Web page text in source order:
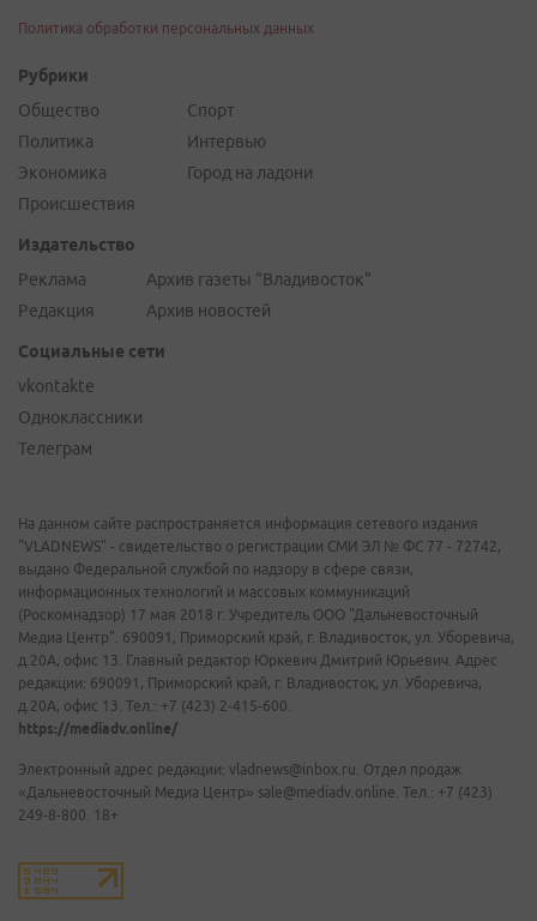
Политика обработки персональных данных
Рубрики
Общество
Политика
Экономика
Происшествия
Спорт
Интервью
Город на ладони
Издательство
Реклама
Редакция
Архив газеты "Владивосток"
Архив новостей
Социальные сети
vkontakte
Одноклассники
Телеграм
На данном сайте распространяется информация сетевого издания
"VLADNEWS" - свидетельство о регистрации СМИ ЭЛ № ФС 77 - 72742,
выдано Федеральной службой по надзору в сфере связи,
информационных технологий и массовых коммуникаций
(Роскомнадзор) 17 мая 2018 г. Учредитель ООО "Дальневосточный
Медиа Центр". 690091, Приморский край, г. Владивосток, ул. Уборевича,
д.20А, офис 13. Главный редактор Юркевич Дмитрий Юрьевич. Адрес
редакции: 690091, Приморский край, г. Владивосток, ул. Уборевича,
д.20А, офис 13. Тел.: +7 (423) 2-415-600.
https://mediadv.online/
Электронный адрес редакции: vladnews@inbox.ru. Отдел продаж
«Дальневосточный Медиа Центр» sale@mediadv.online. Тел.: +7 (423)
249-8-800. 18+